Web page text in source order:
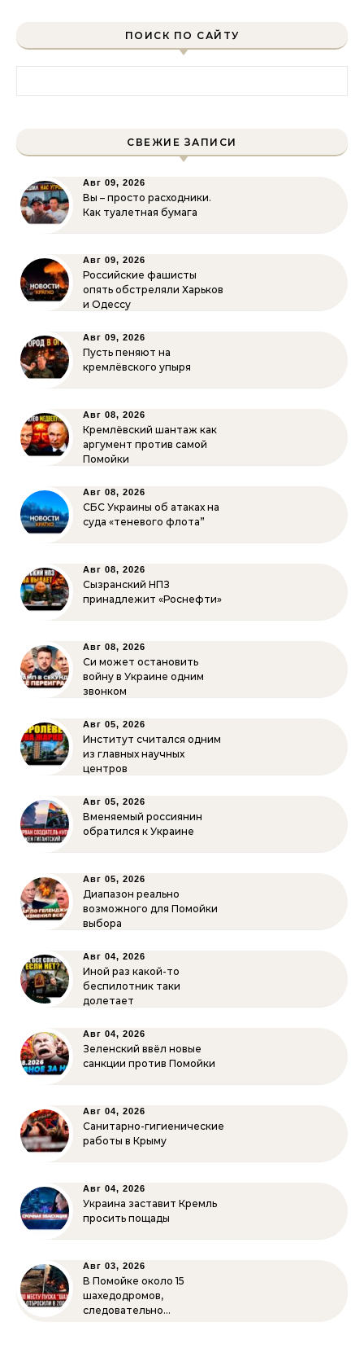
ПОИСК ПО САЙТУ
СВЕЖИЕ ЗАПИСИ
Авг 09, 2026
Вы – просто расходники.
Как туалетная бумага
Авг 09, 2026
Российские фашисты
опять обстреляли Харьков
и Одессу
Авг 09, 2026
Пусть пеняют на
кремлёвского упыря
Авг 08, 2026
Кремлёвский шантаж как
аргумент против самой
Помойки
Авг 08, 2026
СБС Украины об атаках на
суда «теневого флота”
Авг 08, 2026
Сызранский НПЗ
принадлежит «Роснефти»
Авг 08, 2026
Си может остановить
войну в Украине одним
звонком
Авг 05, 2026
Институт считался одним
из главных научных
центров
Авг 05, 2026
Вменяемый россиянин
обратился к Украине
Авг 05, 2026
Диапазон реально
возможного для Помойки
выбора
Авг 04, 2026
Иной раз какой-то
беспилотник таки
долетает
Авг 04, 2026
Зеленский ввёл новые
санкции против Помойки
Авг 04, 2026
Санитарно-гигиенические
работы в Крыму
Авг 04, 2026
Украина заставит Кремль
просить пощады
Авг 03, 2026
В Помойке около 15
шахедодромов,
следовательно…